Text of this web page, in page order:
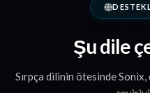
Şu dile
Sırpça dilinin ötesinde